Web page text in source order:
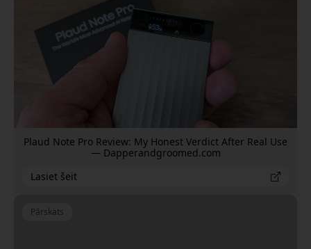
Plaud Note Pro Review: My Honest Verdict After Real Use
— Dapperandgroomed.com
Lasiet šeit
Pārskats